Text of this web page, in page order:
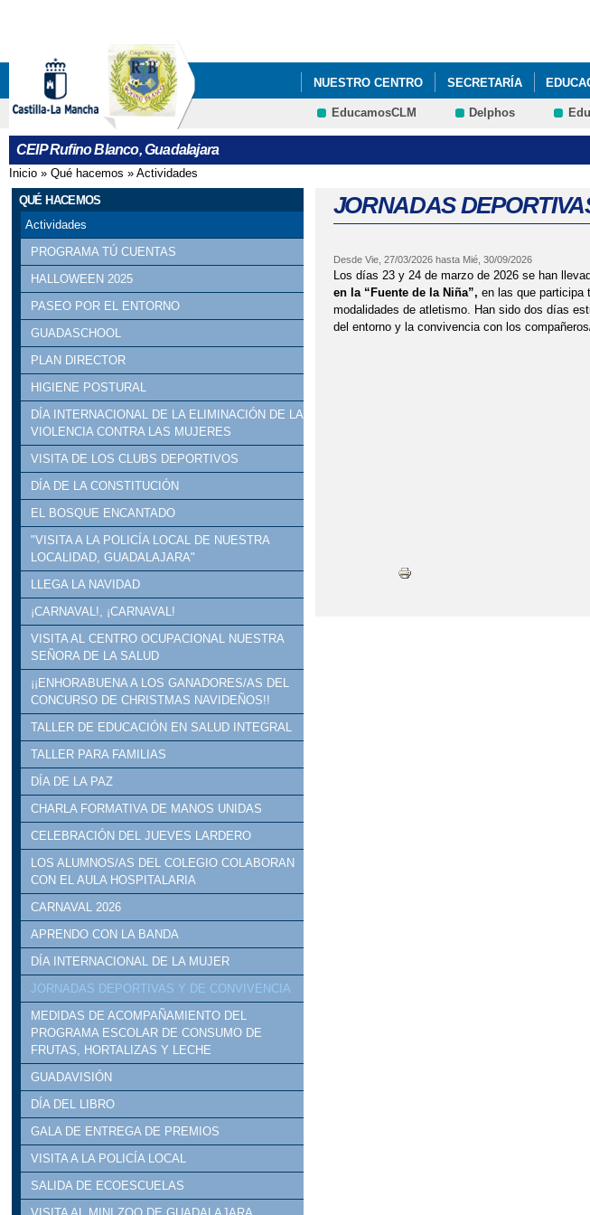
NUESTRO CENTRO SECRETARÍA
EducamosCLM Delphos
CEIP Rufino Blanco, Guadalajara
Se encuentra usted aquí
Inicio » Qué hacemos » Actividades
QUÉ HACEMOS
Actividades
PROGRAMA TÚ CUENTAS
HALLOWEEN 2025
PASEO POR EL ENTORNO
GUADASCHOOL
PLAN DIRECTOR
HIGIENE POSTURAL
DÍA INTERNACIONAL DE LA ELIMINACIÓN DE LA
VIOLENCIA CONTRA LAS MUJERES
VISITA DE LOS CLUBS DEPORTIVOS
DÍA DE LA CONSTITUCIÓN
EL BOSQUE ENCANTADO
"VISITA A LA POLICÍA LOCAL DE NUESTRA
LOCALIDAD, GUADALAJARA"
LLEGA LA NAVIDAD
¡CARNAVAL!, ¡CARNAVAL!
VISITA AL CENTRO OCUPACIONAL NUESTRA
SEÑORA DE LA SALUD
¡¡ENHORABUENA A LOS GANADORES/AS DEL
CONCURSO DE CHRISTMAS NAVIDEÑOS!!
TALLER DE EDUCACIÓN EN SALUD INTEGRAL
TALLER PARA FAMILIAS
DÍA DE LA PAZ
CHARLA FORMATIVA DE MANOS UNIDAS
CELEBRACIÓN DEL JUEVES LARDERO
LOS ALUMNOS/AS DEL COLEGIO COLABORAN
CON EL AULA HOSPITALARIA
CARNAVAL 2026
APRENDO CON LA BANDA
DÍA INTERNACIONAL DE LA MUJER
JORNADAS DEPORTIVAS Y DE CONVIVENCIA
MEDIDAS DE ACOMPAÑAMIENTO DEL
PROGRAMA ESCOLAR DE CONSUMO DE
FRUTAS, HORTALIZAS Y LECHE
GUADAVISIÓN
DÍA DEL LIBRO
GALA DE ENTREGA DE PREMIOS
VISITA A LA POLICÍA LOCAL
SALIDA DE ECOESCUELAS
JORNADAS
Desde Vie, 27/03/2026hasta Mié, 30/09/2026
Los días 23 y 24 de marzo de 2026 se han
en la “Fuente de la Niña”, en las que participa
modalidades de atletismo. Han sido dos días
del entorno y la convivencia con los